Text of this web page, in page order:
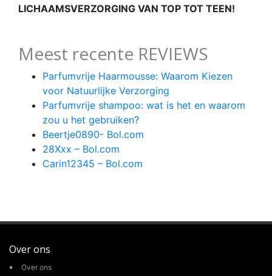
LICHAAMSVERZORGING VAN TOP TOT TEEN!
Meest recente REVIEWS
Parfumvrije Haarmousse: Waarom Kiezen
voor Natuurlijke Verzorging
Parfumvrije shampoo: wat is het en waarom
zou u het gebruiken?
Beertje0890- Bol.com
28Xxx – Bol.com
Carin12345 – Bol.com
Over ons
Over ons